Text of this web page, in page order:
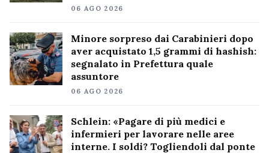
06 AGO 2026
Minore sorpreso dai Carabinieri dopo
aver acquistato 1,5 grammi di hashish:
segnalato in Prefettura quale
assuntore
06 AGO 2026
Schlein: «Pagare di più medici e
infermieri per lavorare nelle aree
interne. I soldi? Togliendoli dal ponte